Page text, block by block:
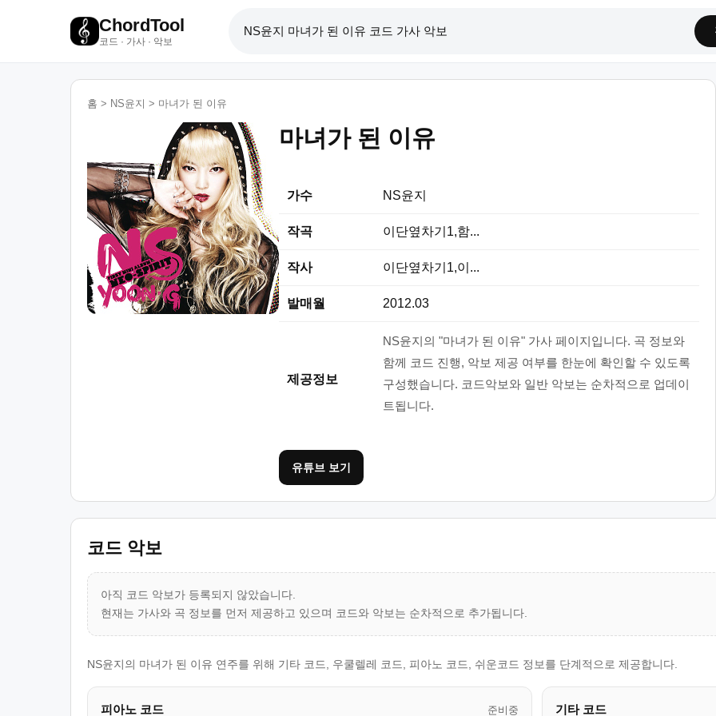
ChordTool
코드 · 가사 · 악보
홈 > NS윤지 > 마녀가 된 이유
마녀가 된 이유
가수 NS윤지
작곡 이단옆차기1,함...
작사 이단옆차기1,이...
발매월 2012.03
제공정보
NS윤지의 "마녀가 된 이유" 가사 페이지입니다. 곡 정보와
함께 코드 진행, 악보 제공 여부를 한눈에 확인할 수 있도록
구성했습니다. 코드악보와 일반 악보는 순차적으로 업데이
트됩니다.
유튜브 보기
코드 악보
아직 코드 악보가 등록되지 않았습니다.
현재는 가사와 곡 정보를 먼저 제공하고 있으며 코드와 악보는 순차적으로 추가됩니다.
NS윤지의 마녀가 된 이유 연주를 위해 기타 코드, 우쿨렐레 코드, 피아노 코드, 쉬운코드 정보를 단계적으로 제공합니다.
피아노 코드 준비중 기타 코드